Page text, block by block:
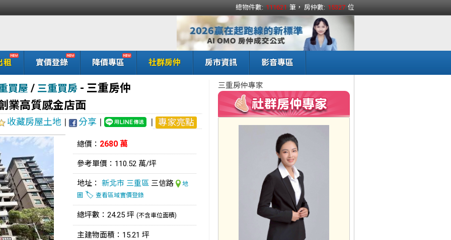
總物件數: 111621 筆， 房仲數: 15327 位
租 實價登錄 降價專區 社群房仲 房市資訊 影音專區
買屋 / 三重買房 - 三重房仲
業高質感金店面
收藏房屋土地 | 分享 | | 專家亮點
總價： 2680 萬
參考單價：110.52 萬/坪
地址： 新北市 三重區 三信路
地
圖 🏷️ 查看區域實價登錄
總坪數：24.25 坪 (不含車位面積)
主建物面積：15.21 坪
三重房仲專家